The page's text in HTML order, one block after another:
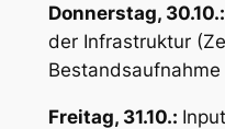
Donnerstag, 30.10.:
der Infrastruktur
Freitag, 31.10.: